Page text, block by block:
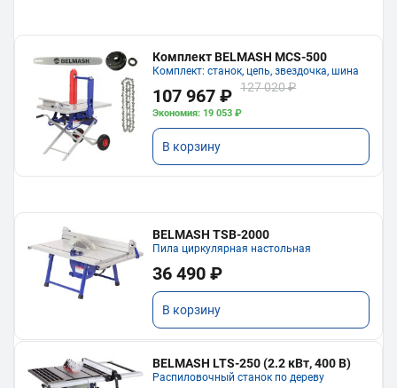
Комплект BELMASH MCS-500
Комплект: станок, цепь, звездочка, шина
107 967 ₽ 127 020 ₽
Экономия: 19 053 ₽
В корзину
BELMASH TSB-2000
Пила циркулярная настольная
36 490 ₽
В корзину
BELMASH LTS-250 (2.2 кВт, 400 В)
Распиловочный станок по дереву